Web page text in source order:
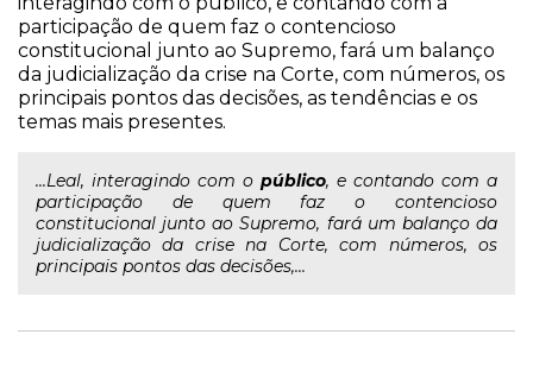
participação de quem faz o contencioso
constitucional junto ao Supremo, fará um balanço
da judicialização da crise na Corte, com números, os
principais pontos das decisões, as tendências e os
temas mais presentes.
...Leal, interagindo com o público, e contando com a
participação de quem faz o contencioso
constitucional junto ao Supremo, fará um balanço da
judicialização da crise na Corte, com números, os
principais pontos das decisões,...